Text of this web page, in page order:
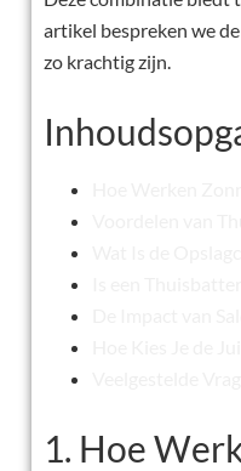
artikel bespreken we
zo krachtig zijn.
1. Hoe